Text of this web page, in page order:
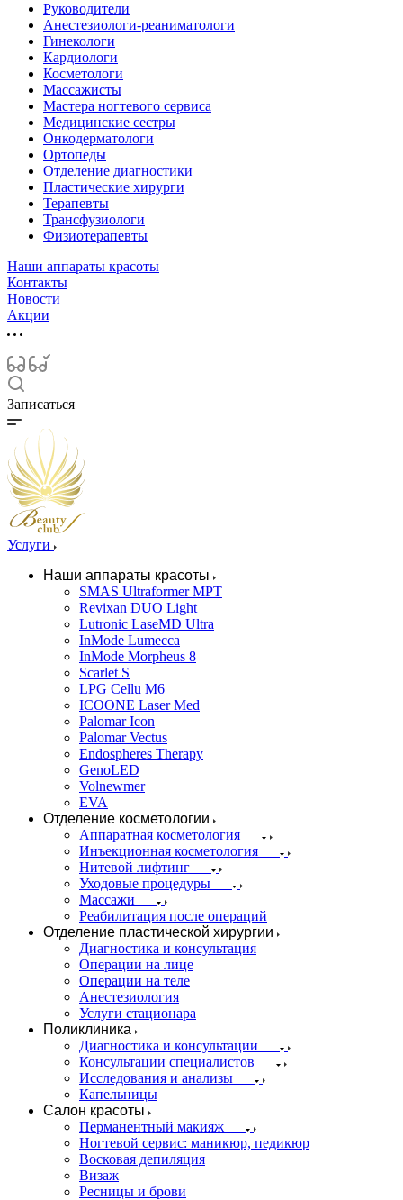
Руководители
Анестезиологи-реаниматологи
Гинекологи
Кардиологи
Косметологи
Массажисты
Мастера ногтевого сервиса
Медицинские сестры
Онкодерматологи
Ортопеды
Отделение диагностики
Пластические хирурги
Терапевты
Трансфузиологи
Физиотерапевты
Наши аппараты красоты
Контакты
Новости
Акции
Записаться
Услуги
Наши аппараты красоты
SMAS Ultraformer MPT
Revixan DUO Light
Lutronic LaseMD Ultra
InMode Lumecca
InMode Morpheus 8
Scarlet S
LPG Cellu M6
ICOONE Laser Med
Palomar Icon
Palomar Vectus
Endospheres Therapy
GenoLED
Volnewmer
EVA
Отделение косметологии
Аппаратная косметология
Инъекционная косметология
Нитевой лифтинг
Уходовые процедуры
Массажи
Реабилитация после операций
Отделение пластической хирургии
Диагностика и консультация
Операции на лице
Операции на теле
Анестезиология
Услуги стационара
Поликлиника
Диагностика и консультации
Консультации специалистов
Исследования и анализы
Капельницы
Салон красоты
Перманентный макияж
Ногтевой сервис: маникюр, педикюр
Восковая депиляция
Визаж
Ресницы и брови